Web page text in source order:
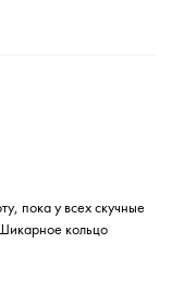
пока у всех скучные
кольцо